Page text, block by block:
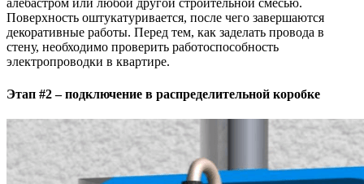
алебастром или любой другой строительной смесью.
Поверхность оштукатуривается, после чего завершаются
декоративные работы. Перед тем, как заделать провода в
стену, необходимо проверить работоспособность
электропроводки в квартире.
Этап #2 – подключение в распределительной коробке